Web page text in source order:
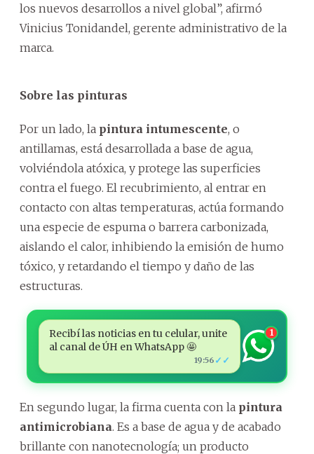
los nuevos desarrollos a nivel global”, afirmó
Vinicius Tonidandel, gerente administrativo de la
marca.
Sobre las pinturas
Por un lado, la pintura intumescente, o
antillamas, está desarrollada a base de agua,
volviéndola atóxica, y protege las superficies
contra el fuego. El recubrimiento, al entrar en
contacto con altas temperaturas, actúa formando
una especie de espuma o barrera carbonizada,
aislando el calor, inhibiendo la emisión de humo
tóxico, y retardando el tiempo y daño de las
estructuras.
Recibí las noticias en tu celular, unite
al canal de ÚH en WhatsApp 🤩
19:56 ✓✓
1
En segundo lugar, la firma cuenta con la pintura
antimicrobiana. Es a base de agua y de acabado
brillante con nanotecnología; un producto